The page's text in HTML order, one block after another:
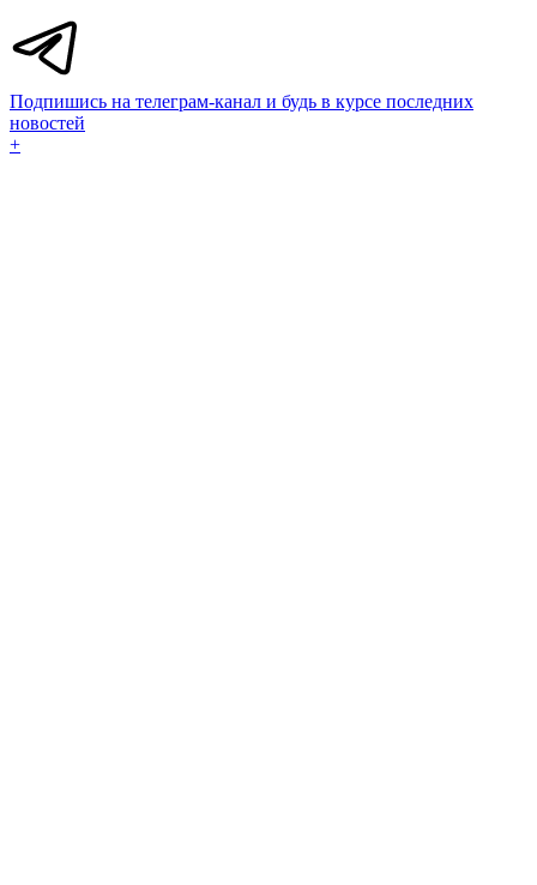
Подпишись на телеграм-канал и будь в курсе последних
новостей
+